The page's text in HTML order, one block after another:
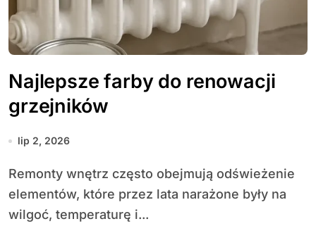
Najlepsze farby do renowacji
grzejników
lip 2, 2026
Remonty wnętrz często obejmują odświeżenie
elementów, które przez lata narażone były na
wilgoć, temperaturę i...